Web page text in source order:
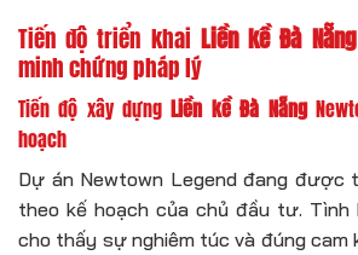
Tiến độ triển khai Liền kề Đà Nẵng
minh chứng pháp lý
Tiến độ xây dựngLiền kề Đà Nẵng
hoạch
Dự án Newtown Legend đang được
theo kế hoạch của chủ đầu tư. Tình
cho thấy sự nghiêm túc và đúng cam